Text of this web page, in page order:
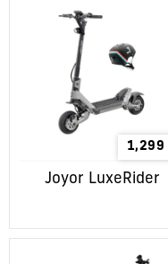
1,299
Joyor LuxeRider